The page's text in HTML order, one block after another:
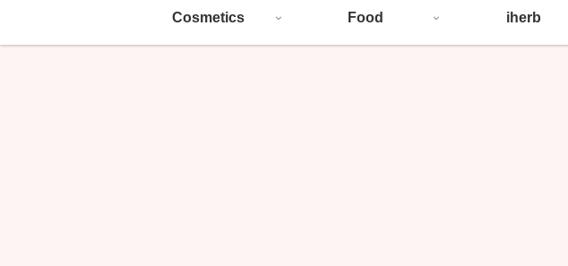
Cosmetics Food iherb